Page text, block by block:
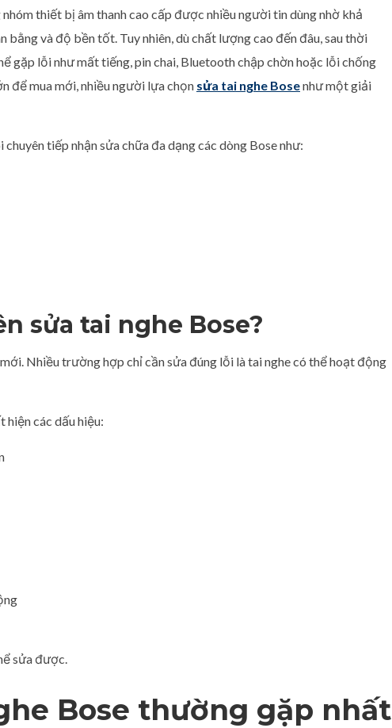
thiết bị âm thanh cao cấp được nhiều người tin dùng nhờ khả
bằng và độ bền tốt. Tuy nhiên, dù chất lượng cao đến đâu, sau thời
gặp lỗi như mất tiếng, pin chai, Bluetooth chập chờn hoặc lỗi chống
để mua mới, nhiều người lựa chọn sửa tai nghe Bosenhư một giải
chuyên tiếp nhận sửa chữa đa dạng các dòng Bose như:
sửa tai nghe Bose?
Nhiều trường hợp chỉ cần sửa đúng lỗi là tai nghe có thể hoạt động
hiện các dấu hiệu:
sửa được.
Bose thường gặp nhất